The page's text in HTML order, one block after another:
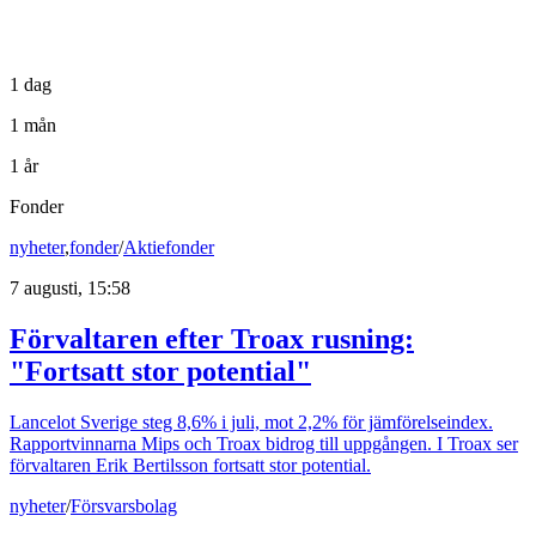
1 dag
1 mån
1 år
Fonder
nyheter,fonder/Aktiefonder
7 augusti, 15:58
Förvaltaren efter Troax rusning:
"Fortsatt stor potential"
Lancelot Sverige steg 8,6% i juli, mot 2,2% för jämförelseindex.
Rapportvinnarna Mips och Troax bidrog till uppgången. I Troax ser
förvaltaren Erik Bertilsson fortsatt stor potential.
nyheter/Försvarsbolag